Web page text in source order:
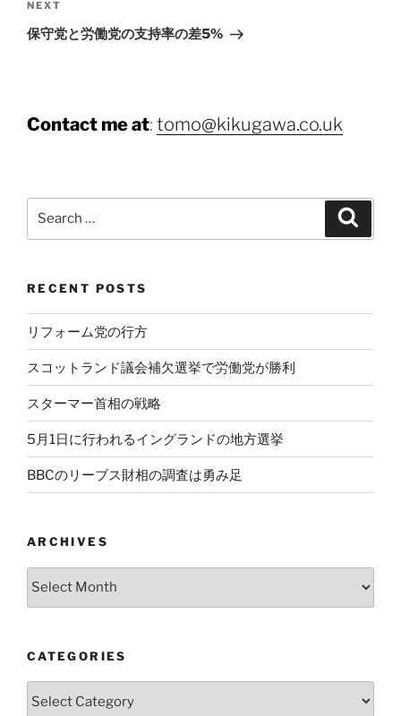
Next
Post
NEXT
保守党と労働党の支持率の差5%
Contact me at: tomo@kikugawa.co.uk
RECENT POSTS
リフォーム党の行方
スコットランド議会補欠選挙で労働党が勝利
スターマー首相の戦略
5月1日に行われるイングランドの地方選挙
BBCのリーブス財相の調査は勇み足
ARCHIVES
Archives
CATEGORIES